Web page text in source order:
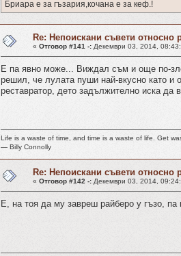
Бриара е за гъзария,кочана е за кеф.!
Re: Непоискани съвети относно
« Отговор #141 -: Декември 03, 2014,
Е па явно може... Виждал съм и още по-
решил, че лулата пуши най-вкусно като
реставратор, дето задължително иска да
Life is a waste of time, and time is a waste of life. Get
― Billy Connolly
Re: Непоискани съвети относно
« Отговор #142 -: Декември 03, 2014,
Е, на тоя да му завреш райберо у гъзо,